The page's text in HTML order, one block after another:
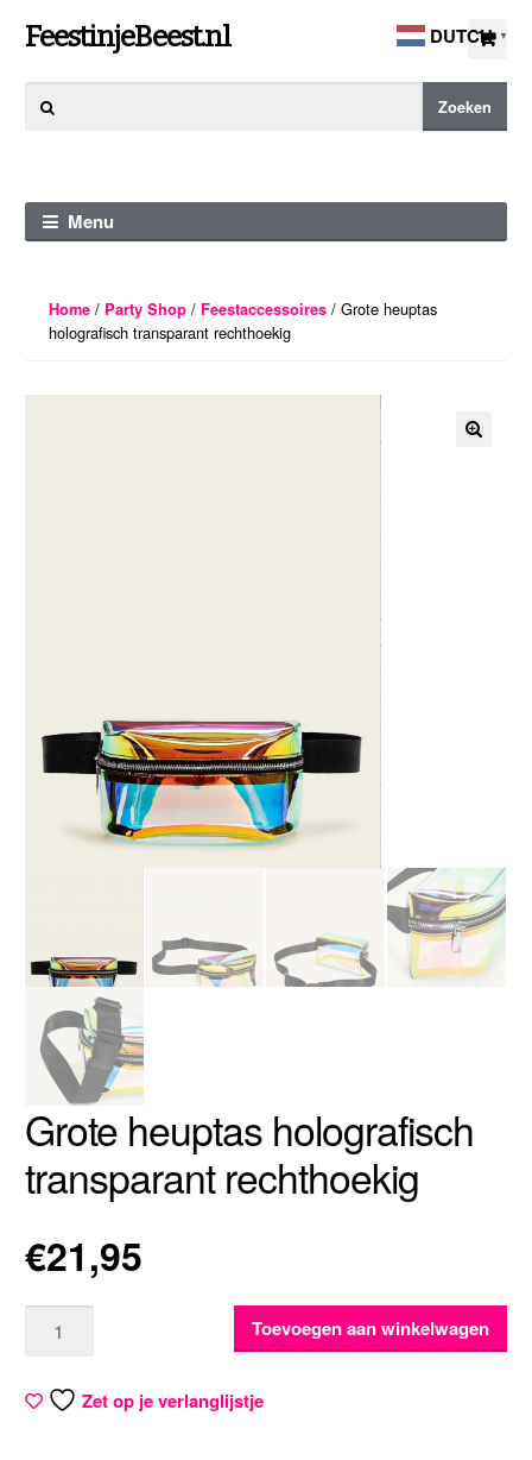
Ga
naar
navigatie
Ga
naar
de
FeestinjeBeest.nl
naar:
Zoeken
Menu
Home/ Party Shop/ Feestaccessoires/ Grote heuptas
holografisch transparant rechthoekig
Grote heuptas holografisch
transparant rechthoekig
€21,95
Toevoegen aan winkelwagen
Zet op je verlanglijstje
DUTCH ▼